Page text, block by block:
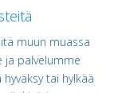
muun muassa
palvelumme
tai hylkää